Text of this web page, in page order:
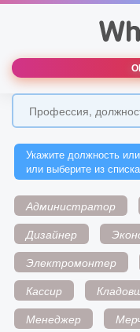
Укажите должность
или выберите из
Администратор
Дизайнер
Электромонтер
Кассир
Менеджер